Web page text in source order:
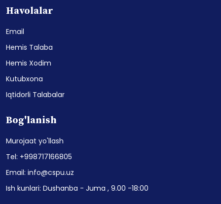
Havolalar
Email
Hemis Talaba
Hemis Xodim
Kutubxona
Iqtidorli Talabalar
Bog'lanish
Murojaat yo'llash
Tel: +998717166805
Email: info@cspu.uz
Ish kunlari: Dushanba - Juma , 9.00 -18:00